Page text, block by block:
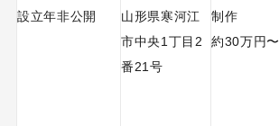
設立年非公開
山形県寒河江
市中央1丁目2
番21号
制作
約30万円〜